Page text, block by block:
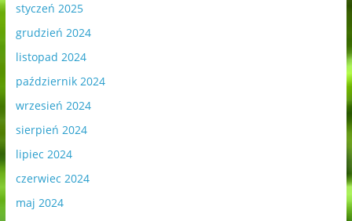
styczeń 2025
grudzień 2024
listopad 2024
październik 2024
wrzesień 2024
sierpień 2024
lipiec 2024
czerwiec 2024
maj 2024